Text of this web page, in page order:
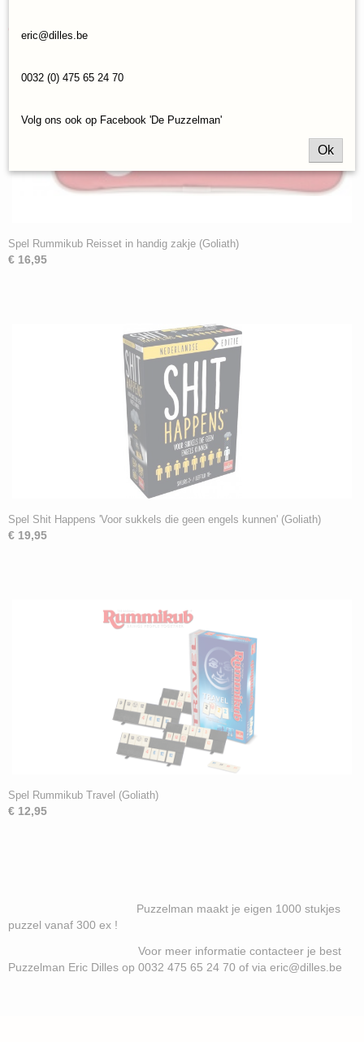
Ook interessant
Spel Rummikub Reisset in handig zakje (Goliath)
€ 16,95
Spel Shit Happens 'Voor sukkels die geen engels kunnen' (Goliath)
€ 19,95
Spel Rummikub Travel (Goliath)
€ 12,95
Puzzelman maakt je eigen 1000 stukjes
puzzel vanaf 300 ex !
Voor meer informatie contacteer je best
Puzzelman Eric Dilles op 0032 475 65 24 70 of via eric@dilles.be
eric@dilles.be
0032 (0) 475 65 24 70
Volg ons ook op Facebook 'De Puzzelman'
Ok